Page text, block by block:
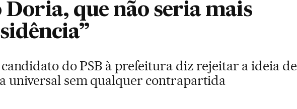
que não seria mais
do PSB à prefeitura diz rejeitar a ideia de
universal sem qualquer contrapartida